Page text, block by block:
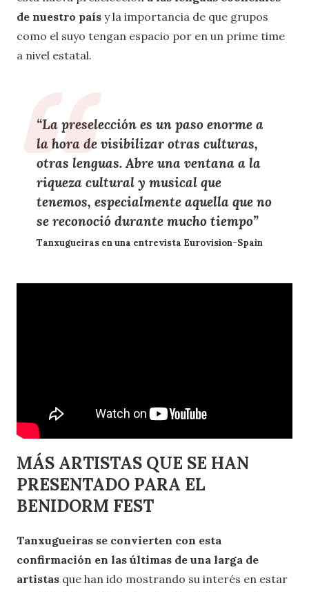
de nuestro país y la importancia de que grupos
como el suyo tengan espacio por en un prime time
a nivel estatal.
“La preselección es un paso enorme a
la hora de visibilizar otras culturas,
otras lenguas. Abre una ventana a la
riqueza cultural y musical que
tenemos, especialmente aquella que no
se reconoció durante mucho tiempo”
Tanxugueiras en una entrevista Eurovision-Spain
MÁS ARTISTAS QUE SE HAN
PRESENTADO PARA EL
BENIDORM FEST
Tanxugueiras se convierten con esta
confirmación en las últimas de una larga de
artistas que han ido mostrando su interés en estar